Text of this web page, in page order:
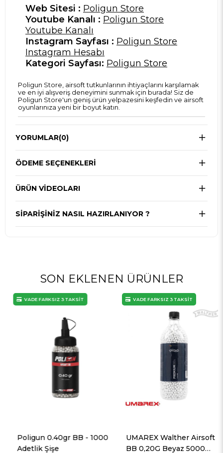
Web Sitesi : Poligun Store
Youtube Kanalı : Poligun Store
Youtube Kanalı
Instagram Sayfası : Poligun Store
Instagram Hesabı
Kategori Sayfası: Poligun Store
Poligun Store, airsoft tutkunlarının ihtiyaçlarını karşılamak
ve en iyi alışveriş deneyimini sunmak için burada! Siz de
Poligun Store'un geniş ürün yelpazesini keşfedin ve airsoft
oyunlarınıza yeni bir boyut katın.
YORUMLAR(0)
ÖDEME SEÇENEKLERI
ÜRÜN VİDEOLARI
SIPARIŞINIZ NASIL HAZIRLANIYOR ?
SON EKLENEN ÜRÜNLER
Poligun 0.40gr BB - 1000
Adetlik Şişe
VADE FARKSIZ 3 TAKSİT
UMAREX Walther Airsoft
BB 0,20G Beyaz 5000
VADE FARKSIZ 3 TAKSİT